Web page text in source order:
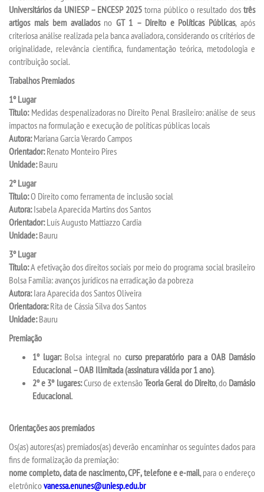
TRANSFERÊNCIA
SEGUNDA GRADUAÇÃO
EDITAL MEDICINA
DESTAQUES
UNIESP NEWS
BOLETINS
REPOSITÓRIO
PDI
PORTARIAS
LOGIN
WEBMAIL
PORTAL DE ALUNOS
Universitários da UNIESP – ENCESP 2025torna público o resultado dostrês
artigos mais bem avaliadosnoGT 1 – Direito e Políticas Públicas, após
criteriosa análise realizada pela banca avaliadora, considerando os critérios de
originalidade, relevância científica, fundamentação teórica, metodologia e
contribuição social.
Trabalhos Premiados
1º Lugar
Título: Medidas despenalizadoras no Direito Penal Brasileiro: análise de seus
impactos na formulação e execução de políticas públicas locais
Autora:Mariana Garcia Verardo Campos
Orientador:Renato Monteiro Pires
Unidade:Bauru
2º Lugar
Título:O Direito como ferramenta de inclusão social
Autora:Isabela Aparecida Martins dos Santos
Orientador:Luís Augusto Mattiazzo Cardia
Unidade:Bauru
3º Lugar
Título:A efetivação dos direitos sociais por meio do programa social brasileiro
Bolsa Família: avanços jurídicos na erradicação da pobreza
Autora:Iara Aparecida dos Santos Oliveira
Orientadora:Rita de Cássia Silva dos Santos
Unidade:Bauru
Premiação
1º lugar:Bolsa integral no curso preparatório para a OAB Damásio
Educacional – OAB Ilimitada (assinatura válida por 1 ano).
2º e 3º lugares:Curso de extensãoTeoria Geral do Direito, do Damásio
Educacional.
Orientações aos premiados
Os(as) autores(as) premiados(as) deverão encaminhar os seguintes dados para
fins de formalização da premiação:
nome completo, data de nascimento, CPF, telefone e e-mail, para o endereço
eletrônicovanessa.enunes@uniesp.edu.br